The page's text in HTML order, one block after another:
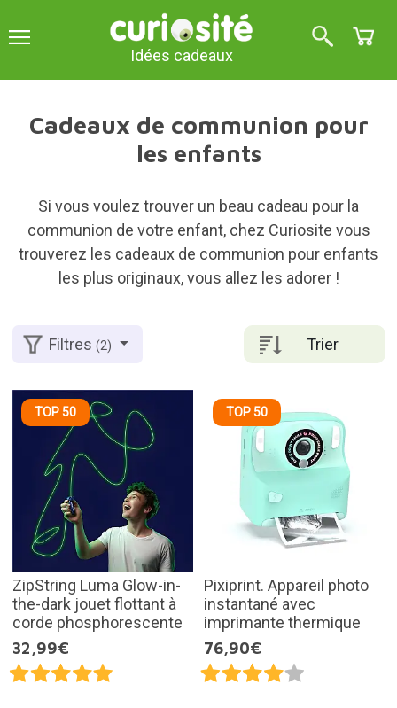
Idées cadeaux
Cadeaux de communion pour
les enfants
Si vous voulez trouver un beau cadeau pour la
communion de votre enfant, chez Curiosite vous
trouverez les cadeaux de communion pour enfants
les plus originaux, vous allez les adorer !
Trier
Filtres(2)
TOP 50
ZipString Luma Glow-in-
the-dark jouet flottant à
corde phosphorescente
32,99€
TOP 50
Pixiprint. Appareil photo
instantané avec
imprimante thermique
76,90€